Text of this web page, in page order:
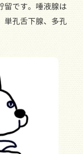
留です。唾液腺は
単孔舌下腺、多孔